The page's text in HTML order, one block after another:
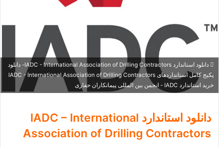
دانلود استاندارد IADC - International Association of Drilling Contractors- دانلود
پکیج کامل استانداردهای IADC - International Association of Drilling Contractors
خرید استاندارد IADC - انجمن بین المللی پیمانکاران حفاری
دانلود استاندارد IADC – International
Association of Drilling Contractors